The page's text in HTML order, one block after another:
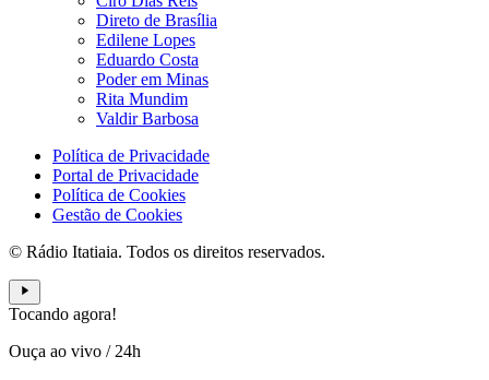
Direto de Brasília
Edilene Lopes
Eduardo Costa
Poder em Minas
Rita Mundim
Valdir Barbosa
Política de Privacidade
Portal de Privacidade
Política de Cookies
Gestão de Cookies
© Rádio Itatiaia. Todos os direitos reservados.
Tocando agora!
Ouça ao vivo / 24h